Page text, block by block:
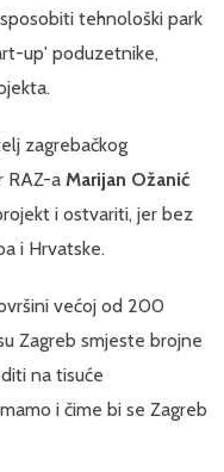
tehnološki park
up' poduzetnike,
zagrebačkog
RAZ-a Marijan Ožanić
i ostvariti, jer bez
i Hrvatske.
većoj od 200
Zagreb smjeste brojne
na tisuće
i čime bi se Zagreb